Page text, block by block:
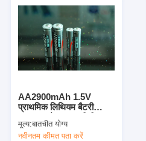
AA2900mAh 1.5V
प्राथमिक लिथियम बैटरी
LiFeS2 बेलनाकार लिथियम
बैटरी
मूल्य:बातचीत योग्य
नवीनतम कीमत पता करें